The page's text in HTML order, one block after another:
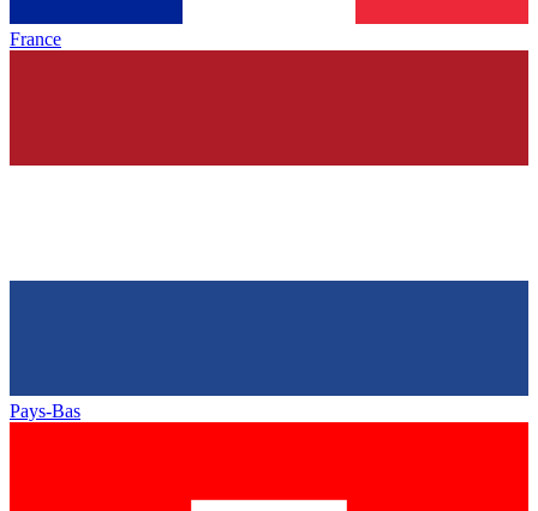
France
Pays-Bas